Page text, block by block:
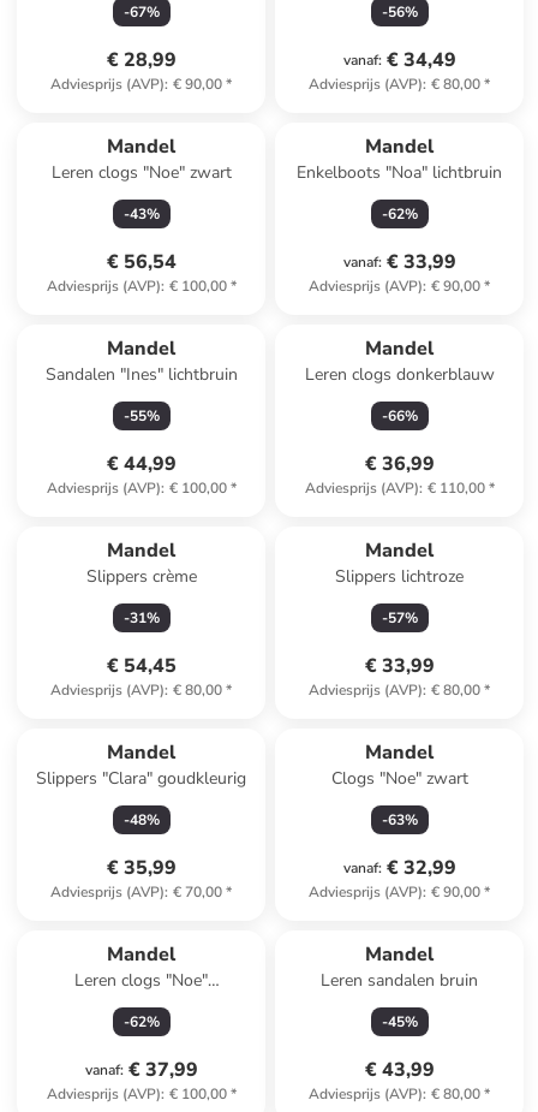
-67%
€ 28,99
Adviesprijs (AVP): € 90,00*
-56%
vanaf: € 34,49
Adviesprijs (AVP): € 80,00*
Mandel
Leren clogs "Noe" zwart
-43%
€ 56,54
Adviesprijs (AVP): € 100,00*
Mandel
Enkelboots "Noa" lichtbruin
-62%
vanaf: € 33,99
Adviesprijs (AVP): € 90,00*
Mandel
Sandalen "Ines" lichtbruin
-55%
€ 44,99
Adviesprijs (AVP): € 100,00*
Mandel
Leren clogs donkerblauw
-66%
€ 36,99
Adviesprijs (AVP): € 110,00*
Mandel
Slippers crème
-31%
€ 54,45
Adviesprijs (AVP): € 80,00*
Mandel
Slippers lichtroze
-57%
€ 33,99
Adviesprijs (AVP): € 80,00*
Mandel
Slippers "Clara" goudkleurig
-48%
€ 35,99
Adviesprijs (AVP): € 70,00*
Mandel
Clogs "Noe" zwart
-63%
vanaf: € 32,99
Adviesprijs (AVP): € 90,00*
Mandel
Leren clogs "Noe"
donkerblauw
-62%
vanaf: € 37,99
Adviesprijs (AVP): € 100,00*
Mandel
Leren sandalen bruin
-45%
€ 43,99
Adviesprijs (AVP): € 80,00*